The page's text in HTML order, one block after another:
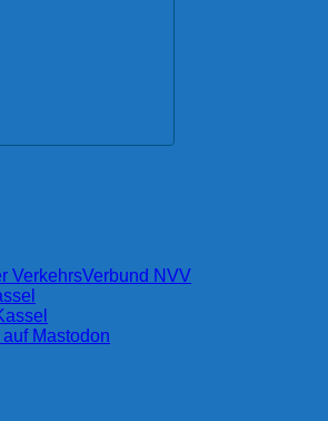
VerkehrsVerbund NVV
Mastodon